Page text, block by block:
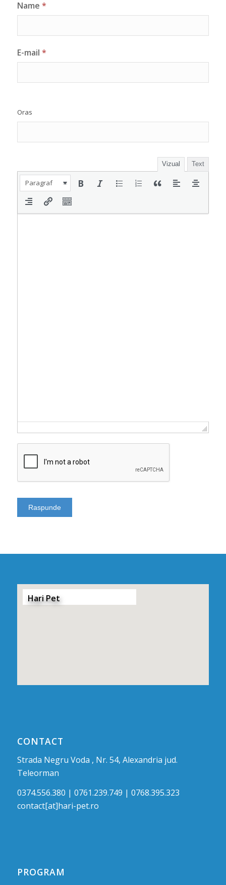
Name *
E-mail *
Oras
Vizual Text
Paragraf
Hari Pet
CONTACT
Strada Negru Voda , Nr. 54, Alexandria jud.
Teleorman
0374.556.380 | 0761.239.749 | 0768.395.323
contact[at]hari-pet.ro
PROGRAM